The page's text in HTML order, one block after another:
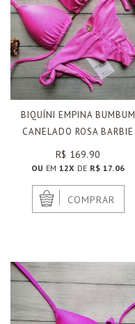
BIQUÍNI EMPINA BUMBUM
CANELADO ROSA BARBIE
R$ 169.90
OU EM 12X DE R$ 17.06
COMPRAR